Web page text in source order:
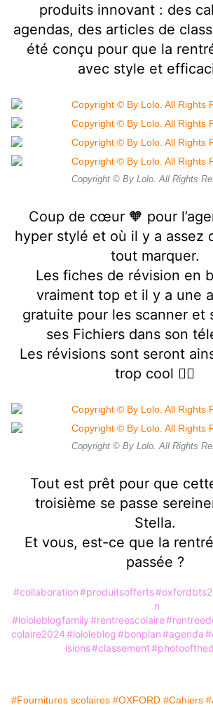
produits innovant : des
agendas, des articles de
été conçu pour que la
avec style et
Copyright © By Lolo. All Rights
Coup de cœur 🧡 pour
hyper stylé et où il y a assez
tout marquer.
Les fiches de révision en
vraiment top et il y a une
gratuite pour les scanner et
ses Fichiers dans son
Les révisions sont seront
trop cool 👍🏻
Copyright © By Lolo. All Rights
Tout est prêt pour que
troisième se passe
Stella.
Et vous, est-ce que la
passée ?
#collaboration#produitsofferts
n
#lololeblogfamily#rentreescolaire
colaire2024#lololeblog#bonplan#agenda
isions#classement
#Fournitures scolaires #OXFORD #Cahiers